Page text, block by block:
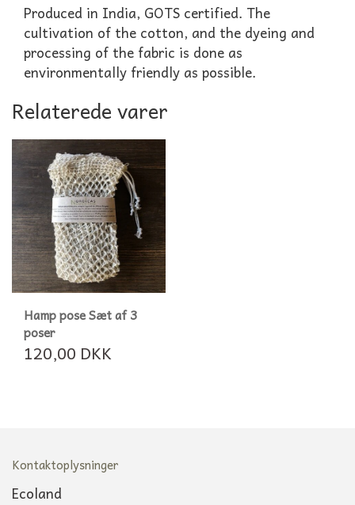
Produced in India, GOTS certified. The
cultivation of the cotton, and the dyeing and
processing of the fabric is done as
environmentally friendly as possible.
Relaterede varer
Hamp pose Sæt af 3
poser
120,00 DKK
Kontaktoplysninger
Ecoland